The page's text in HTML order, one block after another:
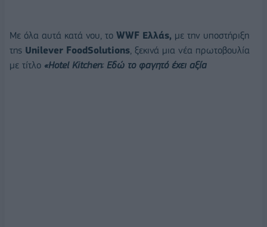
Με όλα αυτά κατά νου, το WWF Ελλάς, με την υποστήριξη
της Unilever FoodSolutions, ξεκινά μια νέα πρωτοβουλία
με τίτλο «Hotel Kitchen: Εδώ το φαγητό έχει αξία